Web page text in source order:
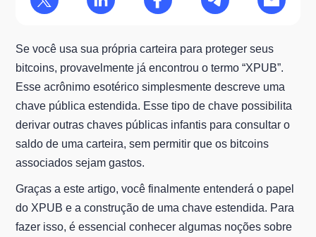
Se você usa sua própria carteira para proteger seus
bitcoins, provavelmente já encontrou o termo “XPUB”.
Esse acrônimo esotérico simplesmente descreve uma
chave pública estendida. Esse tipo de chave possibilita
derivar outras chaves públicas infantis para consultar o
saldo de uma carteira, sem permitir que os bitcoins
associados sejam gastos.
Graças a este artigo, você finalmente entenderá o papel
do XPUB e a construção de uma chave estendida. Para
fazer isso, é essencial conhecer algumas noções sobre